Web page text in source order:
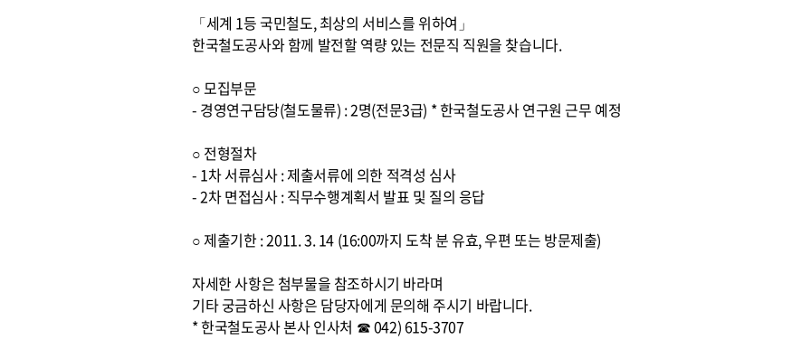
「세계 1등 국민철도, 최상의 서비스를 위하여」
한국철도공사와 함께 발전할 역량 있는 전문직 직원을 찾습니다.
○ 모집부문
- 경영연구담당(철도물류) : 2명(전문3급) * 한국철도공사 연구원 근무 예정
○ 전형절차
- 1차 서류심사 : 제출서류에 의한 적격성 심사
- 2차 면접심사 : 직무수행계획서 발표 및 질의 응답
○ 제출기한 : 2011. 3. 14 (16:00까지 도착 분 유효, 우편 또는 방문제출)
자세한 사항은 첨부물을 참조하시기 바라며
기타 궁금하신 사항은 담당자에게 문의해 주시기 바랍니다.
* 한국철도공사 본사 인사처 ☎ 042) 615-3707